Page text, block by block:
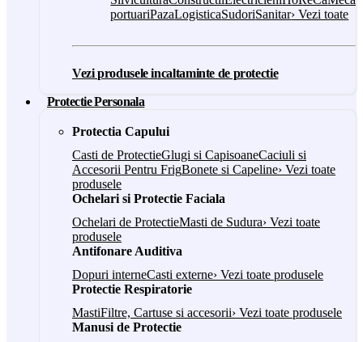
portuariPazaLogisticaSudoriSanitar› Vezi toate
Vezi produsele incaltaminte de protectie
Protectie Personala
Protectia Capului
Casti de ProtectieGlugi si CapisoaneCaciuli si
Accesorii Pentru FrigBonete si Capeline› Vezi toate
produsele
Ochelari si Protectie Faciala
Ochelari de ProtectieMasti de Sudura› Vezi toate
produsele
Antifonare Auditiva
Dopuri interneCasti externe› Vezi toate produsele
Protectie Respiratorie
MastiFiltre, Cartuse si accesorii› Vezi toate produsele
Manusi de Protectie